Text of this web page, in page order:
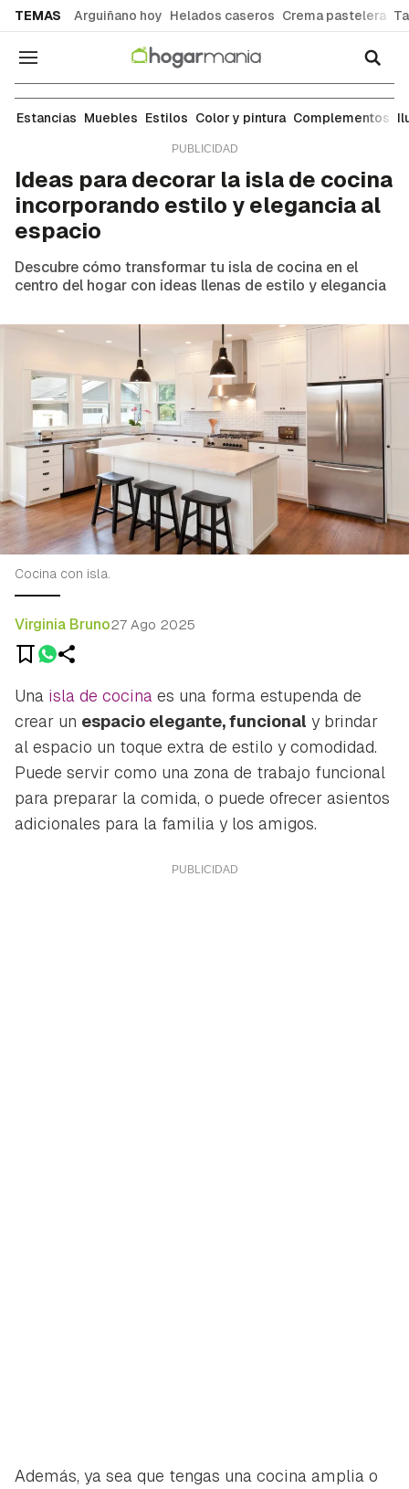
TEMAS Arguiñano hoy Helados caseros Crema pastelera
Navegación
Ideas para decorar cada estancia de tu casa:
Estancias Muebles Estilos Color y pintura Complementos
Ideas para decorar la isla de cocina
incorporando estilo y elegancia al
espacio
Descubre cómo transformar tu isla de cocina en el
centro del hogar con ideas llenas de estilo y elegancia
Cocina con isla.
Virginia Bruno27 Ago 2025
Una isla de cocina es una forma estupenda de
crear un espacio elegante, funcional y brindar
al espacio un toque extra de estilo y comodidad.
Puede servir como una zona de trabajo funcional
para preparar la comida, o puede ofrecer asientos
adicionales para la familia y los amigos.
Además, ya sea que tengas una cocina amplia o